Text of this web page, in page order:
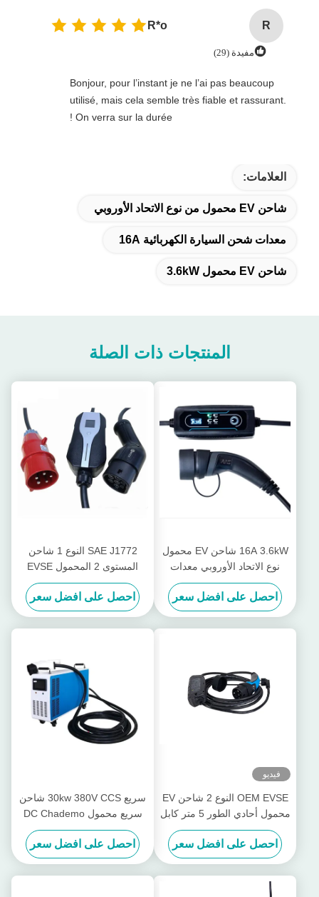
R
R*o
مفيدة (29)
Bonjour, pour l’instant je ne l’ai pas beaucoup
utilisé, mais cela semble très fiable et rassurant.
On verra sur la durée !
العلامات:
شاحن EV محمول من نوع الاتحاد الأوروبي
معدات شحن السيارة الكهربائية 16A
شاحن EV محمول 3.6kW
المنتجات ذات الصلة
16A 3.6kW شاحن EV محمول
نوع الاتحاد الأوروبي معدات
شحن السيارة الكهربائية
احصل على افضل سعر
SAE J1772 النوع 1 شاحن
المستوى 2 المحمول EVSE
قابل للتبديل مع قابس CEE
احصل على افضل سعر
فيديو
OEM EVSE النوع 2 شاحن EV
محمول أحادي الطور 5 متر كابل
احصل على افضل سعر
سريع 30kw 380V CCS شاحن
سريع محمول DC Chademo
شاحن
احصل على افضل سعر